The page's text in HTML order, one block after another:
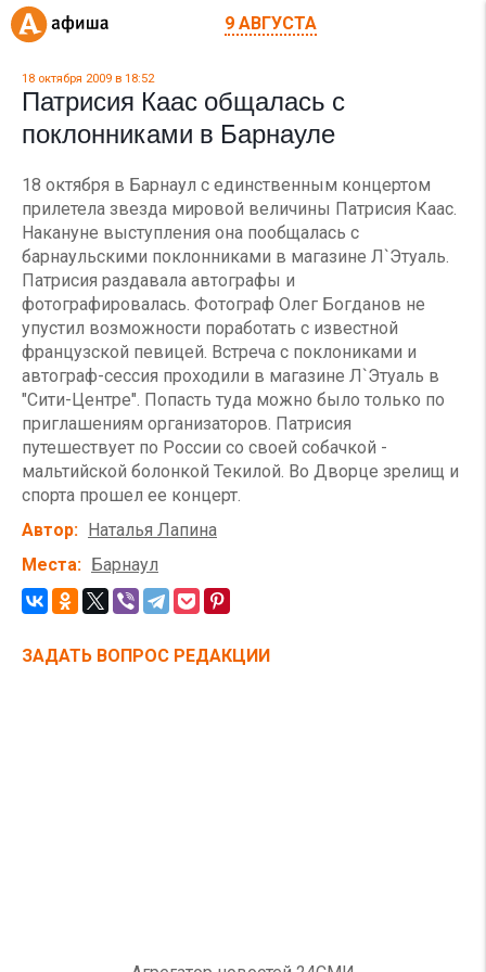
9 АВГУСТА
18 октября 2009 в 18:52
Патрисия Каас общалась с
поклонниками в Барнауле
18 октября в Барнаул с единственным концертом
прилетела звезда мировой величины Патрисия Каас.
Накануне выступления она пообщалась с
барнаульскими поклонниками в магазине Л`Этуаль.
Патрисия раздавала автографы и
фотографировалась. Фотограф Олег Богданов не
упустил возможности поработать с известной
французской певицей. Встреча с поклониками и
автограф-сессия проходили в магазине Л`Этуаль в
"Сити-Центре". Попасть туда можно было только по
приглашениям организаторов. Патрисия
путешествует по России со своей собачкой -
мальтийской болонкой Текилой. Во Дворце зрелищ и
спорта прошел ее концерт.
Автор
Наталья Лапина
Места
Барнаул
ЗАДАТЬ ВОПРОС РЕДАКЦИИ